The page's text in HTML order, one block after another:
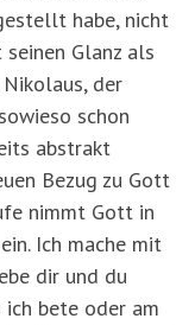
habe, nicht
seinen Glanz als
der
schon
abstrakt
Bezug zu Gott
nimmt Gott in
Ich mache mit
dir und du
ich bete oder am